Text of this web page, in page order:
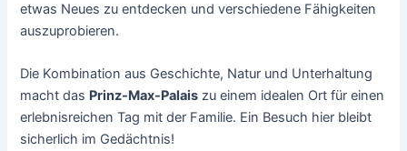
etwas Neues zu entdecken und verschiedene Fähigkeiten
auszuprobieren.
Die Kombination aus Geschichte, Natur und Unterhaltung
macht das Prinz-Max-Palais zu einem idealen Ort für einen
erlebnisreichen Tag mit der Familie. Ein Besuch hier bleibt
sicherlich im Gedächtnis!